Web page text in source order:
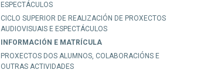
ESPECTÁCULOS
CICLO SUPERIOR DE REALIZACIÓN DE PROXECTOS
AUDIOVISUAIS E ESPECTÁCULOS
INFORMACIÓN E MATRÍCULA
PROXECTOS DOS ALUMNOS, COLABORACIÓNS E
OUTRAS ACTIVIDADES